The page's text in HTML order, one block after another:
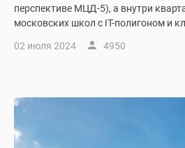
Москве
Новостройки
премиум-
класса
Рассрочка
Траншевая
перспективе МЦД-5), а внутри
московских школ с IT-полигоном и
02 июля 2024 4950